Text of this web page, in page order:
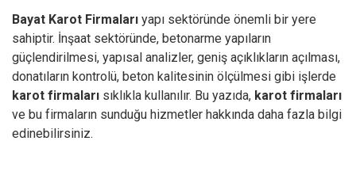
Bayat Karot Firmaları yapı sektöründe önemli bir yere
sahiptir. İnşaat sektöründe, betonarme yapıların
güçlendirilmesi, yapısal analizler, geniş açıklıkların açılması,
donatıların kontrolü, beton kalitesinin ölçülmesi gibi işlerde
karot firmaları sıklıkla kullanılır. Bu yazıda, karot firmaları
ve bu firmaların sunduğu hizmetler hakkında daha fazla bilgi
edinebilirsiniz.